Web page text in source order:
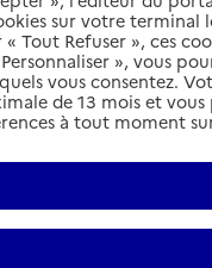
de prix
recherches,
vous sur le
vos démarches
sur votre terminal
Tout Refuser », ces
», vous
vous consentez.
de 13 mois et
à tout moment